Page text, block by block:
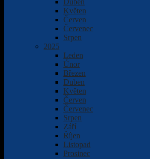
Duben
Květen
Červen
Červenec
Srpen
2025
Leden
Únor
Březen
Duben
Květen
Červen
Červenec
Srpen
Září
Říjen
Listopad
Prosinec